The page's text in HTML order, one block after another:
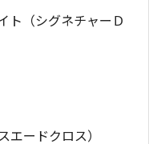
ト（シグネチャーＤ
エードクロス）